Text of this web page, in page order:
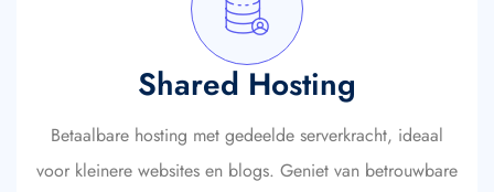
Shared Hosting
Betaalbare hosting met gedeelde serverkracht, ideaal
voor kleinere websites en blogs. Geniet van betrouwbare